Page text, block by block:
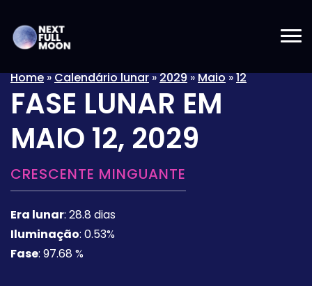
Home»Calendário lunar»2029»Maio»12
FASE LUNAR EM
MAIO 12, 2029
CRESCENTE MINGUANTE
Era lunar: 28.8 dias
Iluminação: 0.53%
Fase: 97.68 %